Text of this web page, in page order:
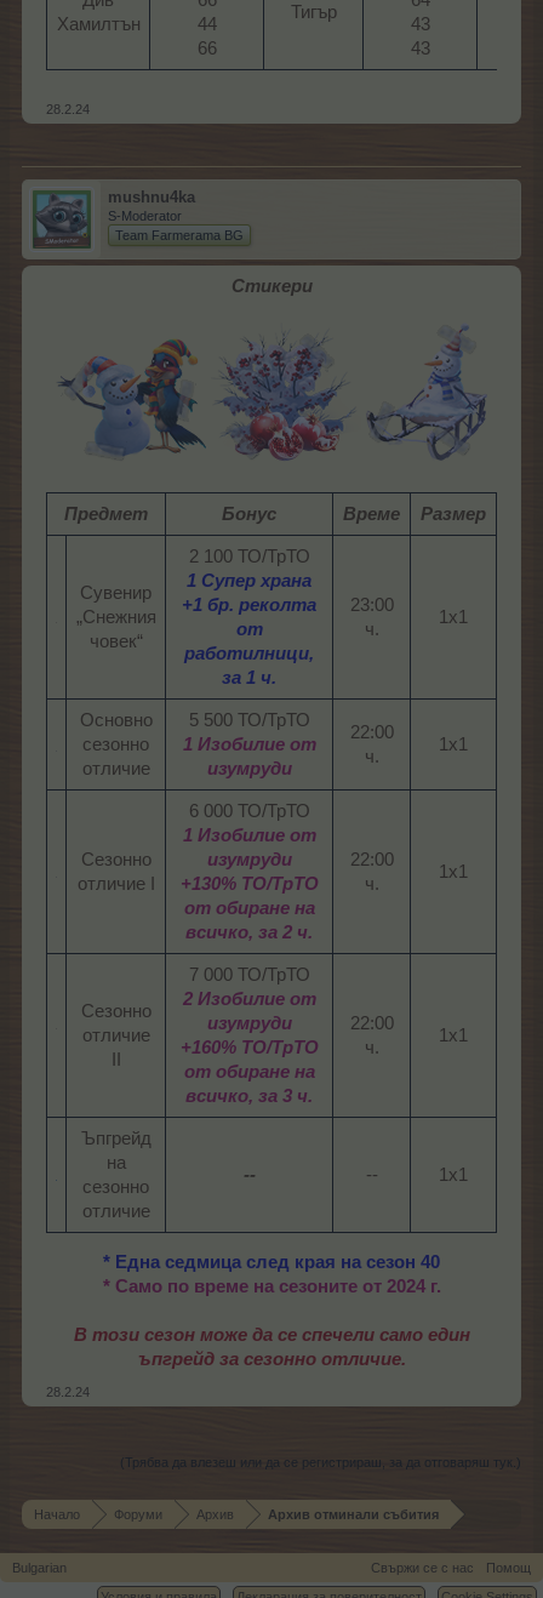
Хамилтън​
44
66​
Тигър​
43
43​
28.2.24
mushnu4ka
S-Moderator
Team Farmerama BG
Стикери
Предмет Бонус Време Размер
Сувенир
„Снежния
човек“​
2 100 ТО/ТрТО
1 Супер храна
+1 бр. реколта
от
работилници,
за 1 ч.
23:00
ч.​
1x1​
Основно
сезонно
отличие​
5 500 ТО/ТрТО
1 Изобилие от
изумруди
22:00
ч.​
1x1​
Сезонно
отличие I​
6 000 ТО/ТрТО
1 Изобилие от
изумруди
+130% ТО/ТрТО
от обиране на
всичко, за 2 ч.
22:00
ч.​
1x1​
Сезонно
отличие
7 000 ТО/ТрТО
2 Изобилие от
изумруди
+160% ТО/ТрТО
от обиране на
всичко, за 3 ч.
22:00
ч.​
1x1​
Ъпгрейд
на
сезонно
отличие​
-- --​ 1x1​
* Една седмица след края на сезон 40
* Само по време на сезоните от 2024 г.
В този сезон може да се спечели само един
ъпгрейд за сезонно отличие.
28.2.24
(Трябва да влезеш или да се регистрираш, за да отговаряш тук.)
Начало Форуми Архив Архив отминали събития
Bulgarian Свържи се с нас
Помощ